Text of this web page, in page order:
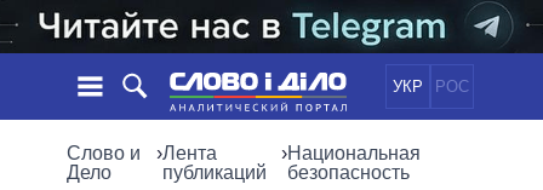
УКР РОС
НОВОСТИ
Слово и
Дело
›Лента
публикаций
›Национальная
безопасность